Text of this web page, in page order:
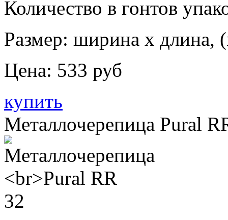
Количество в гонтов
Размер: ширина х длина,
Цена: 533 руб
купить
Металлочерепица Pural